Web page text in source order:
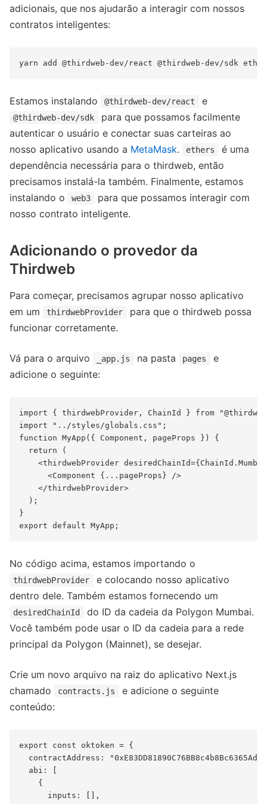
adicionais, que nos ajudarão a interagir com nossos
contratos inteligentes:
Estamos instalando @thirdweb-dev/react e
@thirdweb-dev/sdk
para que possamos facilmente
autenticar o usuário e conectar suas carteiras ao
nosso aplicativo usando a MetaMask. ethers
é uma
dependência necessária para o thirdweb, então
precisamos instalá-la também. Finalmente, estamos
instalando o
web3
para que possamos interagir com
nosso contrato inteligente.
Adicionando o provedor da
Thirdweb
Para começar, precisamos agrupar nosso aplicativo
em um
thirdwebProvider
para que o thirdweb possa
funcionar corretamente.
Vá para o arquivo _app.js na pasta pages
e
adicione o seguinte:
import { thirdwebProvider, ChainId } from
import "../styles/globals.css";
function MyApp({ Component, pageProps }) {
  return (
<thirdwebProvider
      <Component {...pageProps} />
    </thirdwebProvider>
  );
}
No código acima, estamos importando o
thirdwebProvider
e colocando nosso aplicativo
dentro dele. Também estamos fornecendo um
desiredChainId
do ID da cadeia da Polygon Mumbai.
Você também pode usar o ID da cadeia para a rede
principal da Polygon (Mainnet), se desejar.
Crie um novo arquivo na raiz do aplicativo Next.js
chamado
contracts.js
e adicione o seguinte
conteúdo:
export const oktoken = {
contractAddress:
  abi: [
    {
      inputs: [],